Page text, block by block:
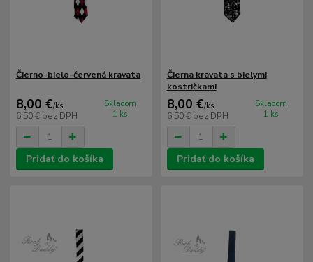
Čierno-bielo-červená kravata
8,00 €/ks
6,50 € bez DPH
Skladom
1 ks
Pridať do košíka
Čierna kravata s bielymi
kostričkami
8,00 €/ks
6,50 € bez DPH
Skladom
1 ks
Pridať do košíka